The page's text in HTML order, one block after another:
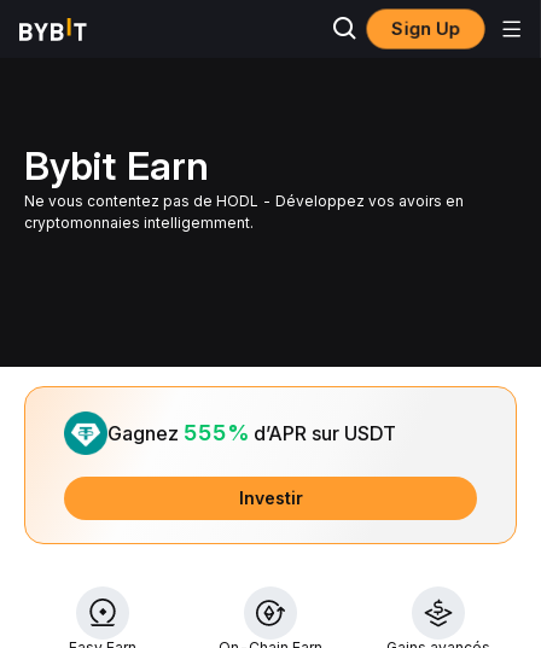
Sign Up
Bybit Earn
Ne vous contentez pas de HODL - Développez vos avoirs en
cryptomonnaies intelligemment.
Slide 1 of 1Gagnez 555% d’APR sur USDT
Investir